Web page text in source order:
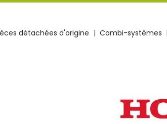
détachées d'origine Combi-systèmes